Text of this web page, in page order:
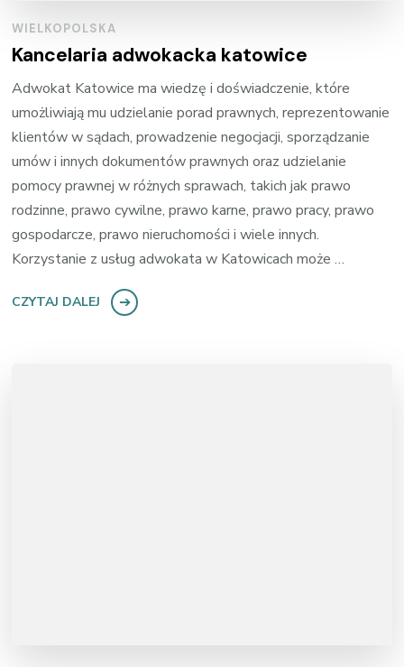
WIELKOPOLSKA
Kancelaria adwokacka katowice
Adwokat Katowice ma wiedzę i doświadczenie, które
umożliwiają mu udzielanie porad prawnych, reprezentowanie
klientów w sądach, prowadzenie negocjacji, sporządzanie
umów i innych dokumentów prawnych oraz udzielanie
pomocy prawnej w różnych sprawach, takich jak prawo
rodzinne, prawo cywilne, prawo karne, prawo pracy, prawo
gospodarcze, prawo nieruchomości i wiele innych.
Korzystanie z usług adwokata w Katowicach może …
CZYTAJ DALEJ